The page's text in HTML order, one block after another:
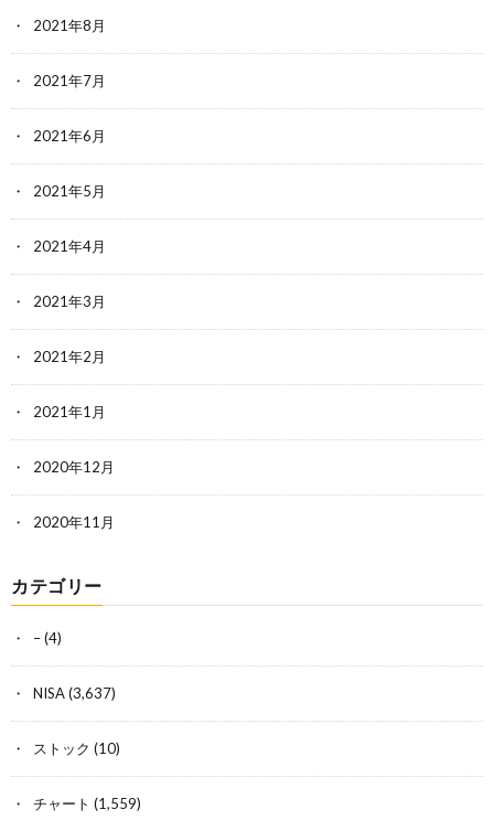
2021年8月
2021年7月
2021年6月
2021年5月
2021年4月
2021年3月
2021年2月
2021年1月
2020年12月
2020年11月
カテゴリー
–(4)
NISA(3,637)
ストック (10)
チャート (1,559)